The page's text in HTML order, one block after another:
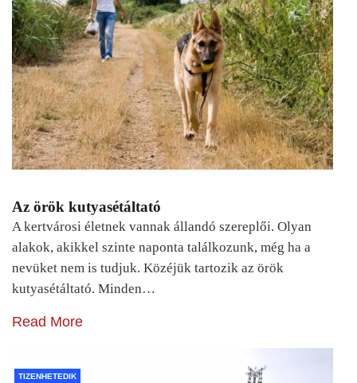
Az örök kutyasétáltató
A kertvárosi életnek vannak állandó szereplői. Olyan
alakok, akikkel szinte naponta találkozunk, még ha a
nevüket nem is tudjuk. Közéjük tartozik az örök
kutyasétáltató. Minden…
Read More
TIZENHETEDIK